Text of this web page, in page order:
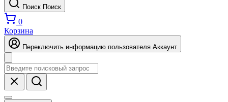
Поиск Поиск
0
Корзина
Переключить информацию пользователя Аккаунт